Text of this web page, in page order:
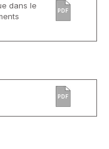
dans le
PDF
PDF